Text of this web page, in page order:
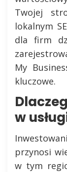
Twojej
lokalnym
dla firm
My
kluczowe.
w
przynosi
w tym